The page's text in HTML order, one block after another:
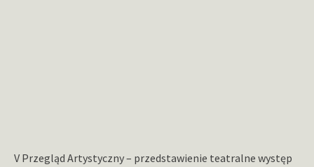
V Przegląd Artystyczny – przedstawienie teatralne występ